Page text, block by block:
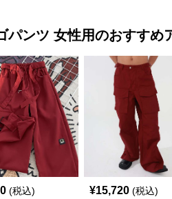
パンツ 女性用のおすすめ
(税込) ¥15,720 (税込)